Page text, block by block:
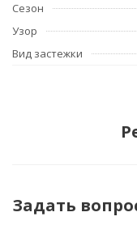
Сезон
Узор
Вид застежки
Задать